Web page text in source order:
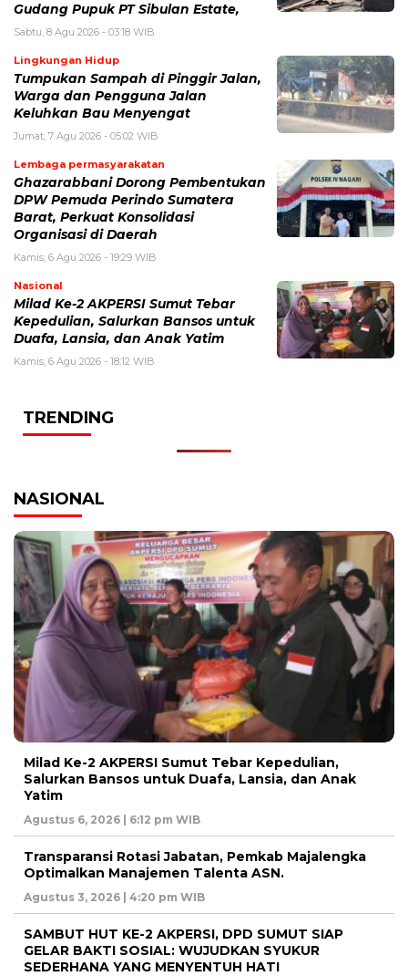
Gudang Pupuk PT Sibulan Estate,
Sabtu, 8 Agu 2026 - 03:18 WIB
Lingkungan Hidup
Tumpukan Sampah di Pinggir Jalan,
Warga dan Pengguna Jalan
Keluhkan Bau Menyengat
Jumat, 7 Agu 2026 - 05:02 WIB
Lembaga permasyarakatan
Ghazarabbani Dorong Pembentukan
DPW Pemuda Perindo Sumatera
Barat, Perkuat Konsolidasi
Organisasi di Daerah
Kamis, 6 Agu 2026 - 19:29 WIB
Nasional
Milad Ke-2 AKPERSI Sumut Tebar
Kepedulian, Salurkan Bansos untuk
Duafa, Lansia, dan Anak Yatim
Kamis, 6 Agu 2026 - 18:12 WIB
TRENDING
NASIONAL
Milad Ke-2 AKPERSI Sumut Tebar Kepedulian,
Salurkan Bansos untuk Duafa, Lansia, dan Anak
Yatim
Agustus 6, 2026 | 6:12 pm WIB
Transparansi Rotasi Jabatan, Pemkab Majalengka
Optimalkan Manajemen Talenta ASN.
Agustus 3, 2026 | 4:20 pm WIB
SAMBUT HUT KE-2 AKPERSI, DPD SUMUT SIAP
GELAR BAKTI SOSIAL: WUJUDKAN SYUKUR
SEDERHANA YANG MENYENTUH HATI